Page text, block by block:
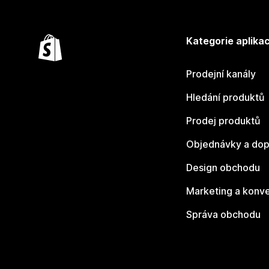
Kategorie
Prodejní kanály
Hledání produktů
Prodej produktů
Objednávky a
Design obchodu
Marketing a
Správa obchodu